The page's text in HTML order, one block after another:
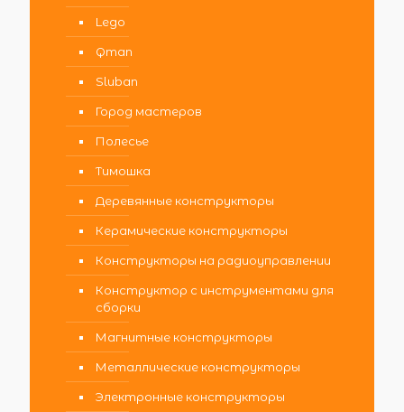
Lego
Qman
Sluban
Город мастеров
Полесье
Тимошка
Деревянные конструкторы
Керамические конструкторы
Конструкторы на радиоуправлении
Конструктор с инструментами для
сборки
Магнитные конструкторы
Металлические конструкторы
Электронные конструкторы